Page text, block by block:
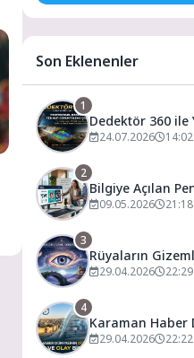
Son Eklenenler
1
Dedektör 360 ile
Keşfedin
24.07.2026 14:02
2
Bilgiye Açılan
Tanıyın ve
09.05.2026 21:18
3
Rüyaların
Kapısını Aralamak
29.04.2026 22:29
4
Karaman Haber
Gündem ve Olay
29.04.2026 22:22